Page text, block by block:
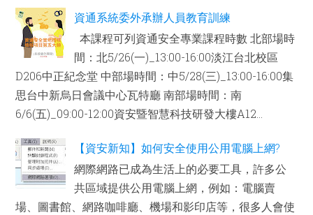
資通系統委外承辦人員教育訓練
本課程可列資通安全專業課程時數 北部場時
間：北5/26(一)_13:00-16:00淡江台北校區
D206中正紀念堂 中部場時間：中5/28(三)_13:00-16:00集
思台中新烏日會議中心瓦特廳 南部場時間：南
6/6(五)_09:00-12:00資安暨智慧科技研發大樓A12...
【資安新知】如何安全使用公用電腦上網?
網際網路已成為生活上的必要工具，許多公
共區域提供公用電腦上網，例如：電腦賣
場、圖書館、網路咖啡廳、機場和影印店等，很多人會使